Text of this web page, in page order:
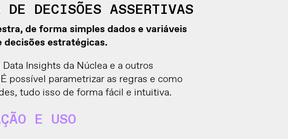
DE DECISÕES ASSERTIVAS
de forma simples dados e variáveis
decisões estratégicas.
Insights da Núclea e a outros
possível parametrizar as regras e como
tudo isso de forma fácil e intuitiva.
E USO